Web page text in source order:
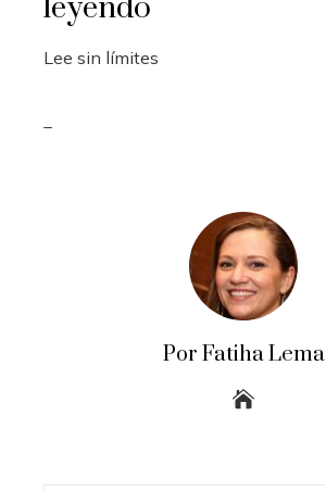
leyendo
Lee sin límites
Por Fatiha Lema